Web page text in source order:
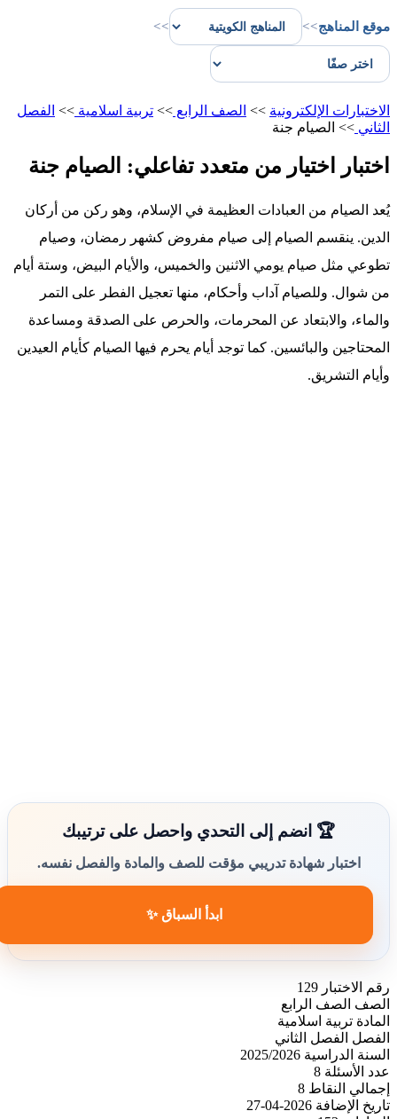
موقع المناهج>>
>>
الاختبارات الإلكترونية >> الصف الرابع >> تربية اسلامية >> الفصل
الثاني >> الصيام جنة
اختبار اختيار من متعدد تفاعلي: الصيام جنة
يُعد الصيام من العبادات العظيمة في الإسلام، وهو ركن من أركان
الدين. ينقسم الصيام إلى صيام مفروض كشهر رمضان، وصيام
تطوعي مثل صيام يومي الاثنين والخميس، والأيام البيض، وستة أيام
من شوال. وللصيام آداب وأحكام، منها تعجيل الفطر على التمر
والماء، والابتعاد عن المحرمات، والحرص على الصدقة ومساعدة
المحتاجين والبائسين. كما توجد أيام يحرم فيها الصيام كأيام العيدين
وأيام التشريق.
🏆 انضم إلى التحدي واحصل على ترتيبك
اختبار شهادة تدريبي مؤقت للصف والمادة والفصل نفسه.
ابدأ السباق ✨
رقم الاختبار 129
الصف
الصف الرابع
المادة تربية اسلامية
الفصل
الفصل الثاني
السنة الدراسية 2025/2026
عدد الأسئلة 8
إجمالي النقاط 8
تاريخ الإضافة 2026-04-27